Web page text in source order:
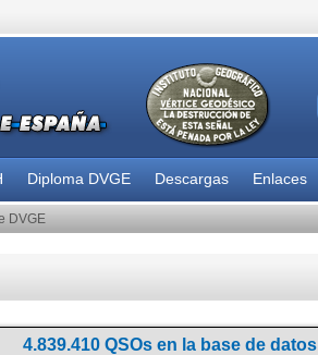
Diploma DVGE Descargas Enlaces
DVGE
4.839.410 QSOs en la base de datos